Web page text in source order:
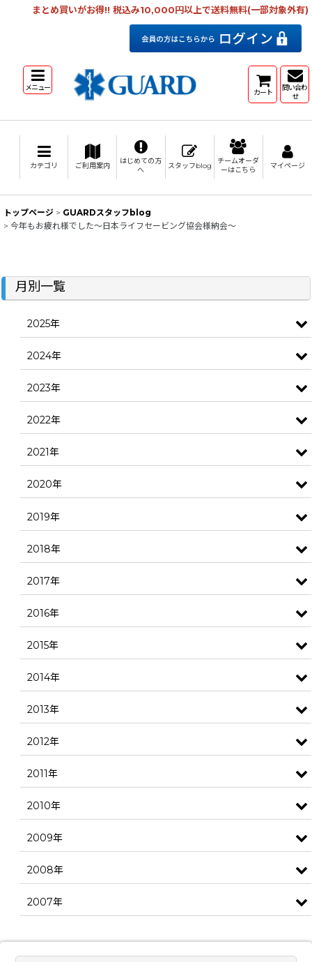
まとめ買いがお得!! 税込み10,000円以上で送料無料(一部対象外有)
メニュー カート
問い合わ
せ
カテゴリ ご利用案内
はじめての方
へ
スタッフblog
チームオーダ
ーはこちら
マイページ
トップページ > GUARDスタッフblog
> 今年もお疲れ様でした～日本ライフセービング協会様納会～
月別一覧
2025年
2024年
2023年
2022年
2021年
2020年
2019年
2018年
2017年
2016年
2015年
2014年
2013年
2012年
2011年
2010年
2009年
2008年
2007年